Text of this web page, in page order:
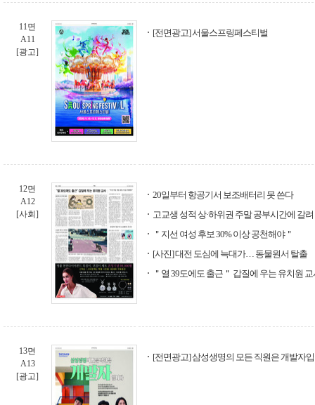
11면
A11
[광고]
[전면광고] 서울스프링페스티벌
12면
A12
[사회]
20일부터 항공기서 보조배터리 못 쓴다
고교생 성적 상·하위권 주말 공부시간에 갈려
＂지선 여성 후보 30% 이상 공천해야＂
[사진] 대전 도심에 늑대가… 동물원서 탈출
＂열 39도에도 출근＂ 갑질에 우는 유치원 교
13면
A13
[광고]
[전면광고] 삼성생명의 모든 직원은 개발자